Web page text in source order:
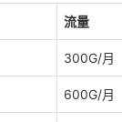
流量
300G/月
600G/月